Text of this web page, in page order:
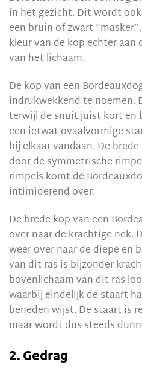
in het gezicht. Dit wordt
een bruin of zwart
kleur van de kop echter aan
van het lichaam.
De kop van een
indrukwekkend te noemen.
terwijl de snuit juist kort en
een ietwat ovaalvormige
bij elkaar vandaan. De
door de symmetrische
rimpels komt de
intimiderend over.
De brede kop van een
over naar de krachtige nek.
weer over naar de diepe en
van dit ras is bijzonder
bovenlichaam van dit ras
waarbij eindelijk de staart
beneden wijst. De staart is
maar wordt dus steeds
2. Gedrag